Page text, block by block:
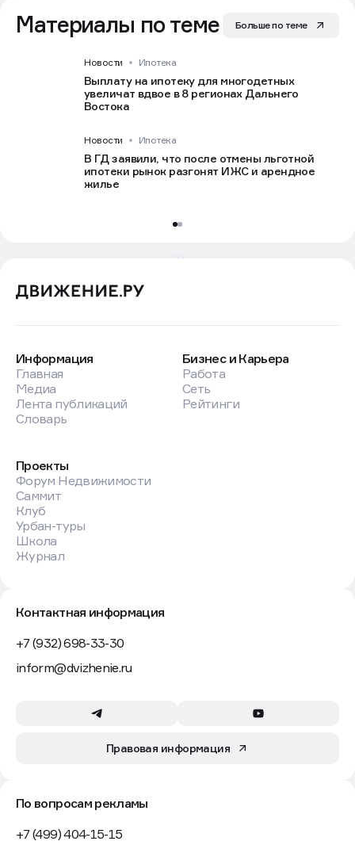
Материалы по теме Больше по теме
Новости Ипотека
Выплату на ипотеку для многодетных
увеличат вдвое в 8 регионах Дальнего
Востока
Новости Ипотека
В ГД заявили, что после отмены льготной
ипотеки рынок разгонят ИЖС и арендное
жилье
Информация
Главная
Медиа
Лента публикаций
Словарь
Бизнес и Карьера
Работа
Сеть
Рейтинги
Проекты
Форум Недвижимости
Саммит
Клуб
Урбан-туры
Школа
Журнал
Контактная информация
+7 (932) 698-33-30
inform@dvizhenie.ru
Правовая информация
По вопросам рекламы
+7 (499) 404-15-15